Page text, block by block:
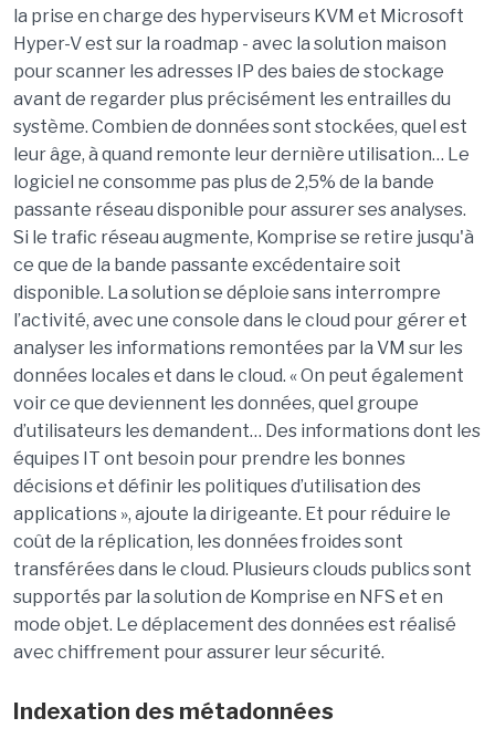
la prise en charge des hyperviseurs KVM et Microsoft
Hyper-V est sur la roadmap - avec la solution maison
pour scanner les adresses IP des baies de stockage
avant de regarder plus précisément les entrailles du
système. Combien de données sont stockées, quel est
leur âge, à quand remonte leur dernière utilisation… Le
logiciel ne consomme pas plus de 2,5% de la bande
passante réseau disponible pour assurer ses analyses.
Si le trafic réseau augmente, Komprise se retire jusqu'à
ce que de la bande passante excédentaire soit
disponible. La solution se déploie sans interrompre
l’activité, avec une console dans le cloud pour gérer et
analyser les informations remontées par la VM sur les
données locales et dans le cloud. « On peut également
voir ce que deviennent les données, quel groupe
d’utilisateurs les demandent… Des informations dont les
équipes IT ont besoin pour prendre les bonnes
décisions et définir les politiques d’utilisation des
applications », ajoute la dirigeante. Et pour réduire le
coût de la réplication, les données froides sont
transférées dans le cloud. Plusieurs clouds publics sont
supportés par la solution de Komprise en NFS et en
mode objet. Le déplacement des données est réalisé
avec chiffrement pour assurer leur sécurité.
Indexation des métadonnées